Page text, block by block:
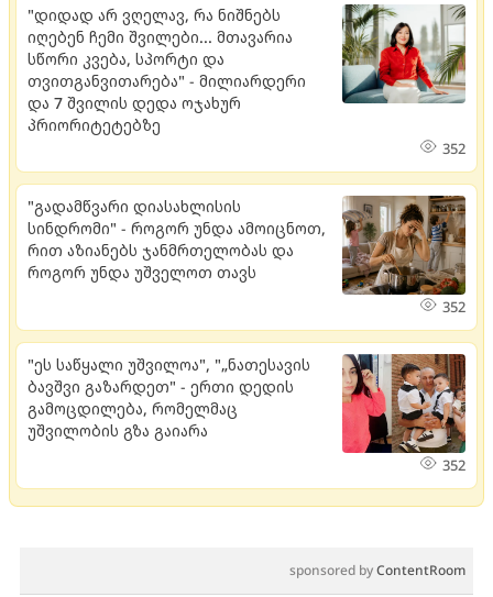
"დიდად არ ვღელავ, რა ნიშნებს
იღებენ ჩემი შვილები... მთავარია
სწორი კვება, სპორტი და
თვითგანვითარება" - მილიარდერი
და 7 შვილის დედა ოჯახურ
პრიორიტეტებზე
352
"გადამწვარი დიასახლისის
სინდრომი" - როგორ უნდა ამოიცნოთ,
რით აზიანებს ჯანმრთელობას და
როგორ უნდა უშველოთ თავს
352
"ეს საწყალი უშვილოა", "„ნათესავის
ბავშვი გაზარდეთ" - ერთი დედის
გამოცდილება, რომელმაც
უშვილობის გზა გაიარა
352
sponsored byContentRoom